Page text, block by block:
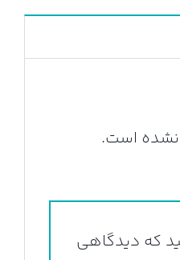
است.
که دیدگاهی